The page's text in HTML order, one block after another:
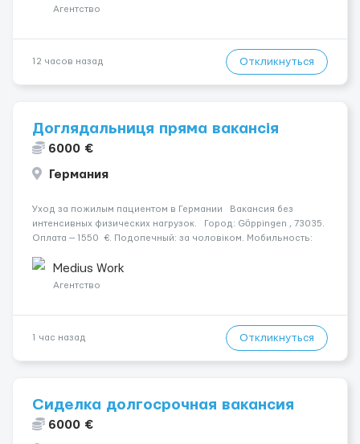
собирать заказы, сортиро...
Агентство
12 часов назад Откликнуться
Доглядальниця пряма вакансія
6000 €
Германия
Уход за пожилым пациентом в Германии Вакансия без
интенсивных физических нагрузок. Город: Göppingen , 73035.
Оплата — 1550 €. Подопечный: за чоловіком. Мобильность:
деменції. Ночной уход: ...
Medius Work
Агентство
1 час назад Откликнуться
Сиделка долгосрочная вакансия
6000 €